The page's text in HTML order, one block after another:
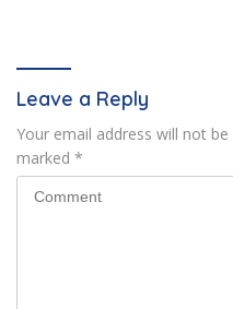
Leave a Reply
Your email address will not be
marked *